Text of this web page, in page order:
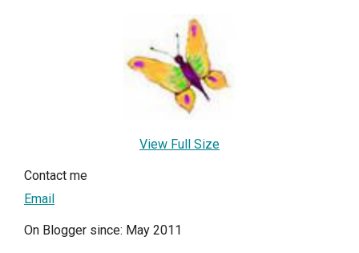
View Full Size
Contact me
Email
On Blogger since: May 2011